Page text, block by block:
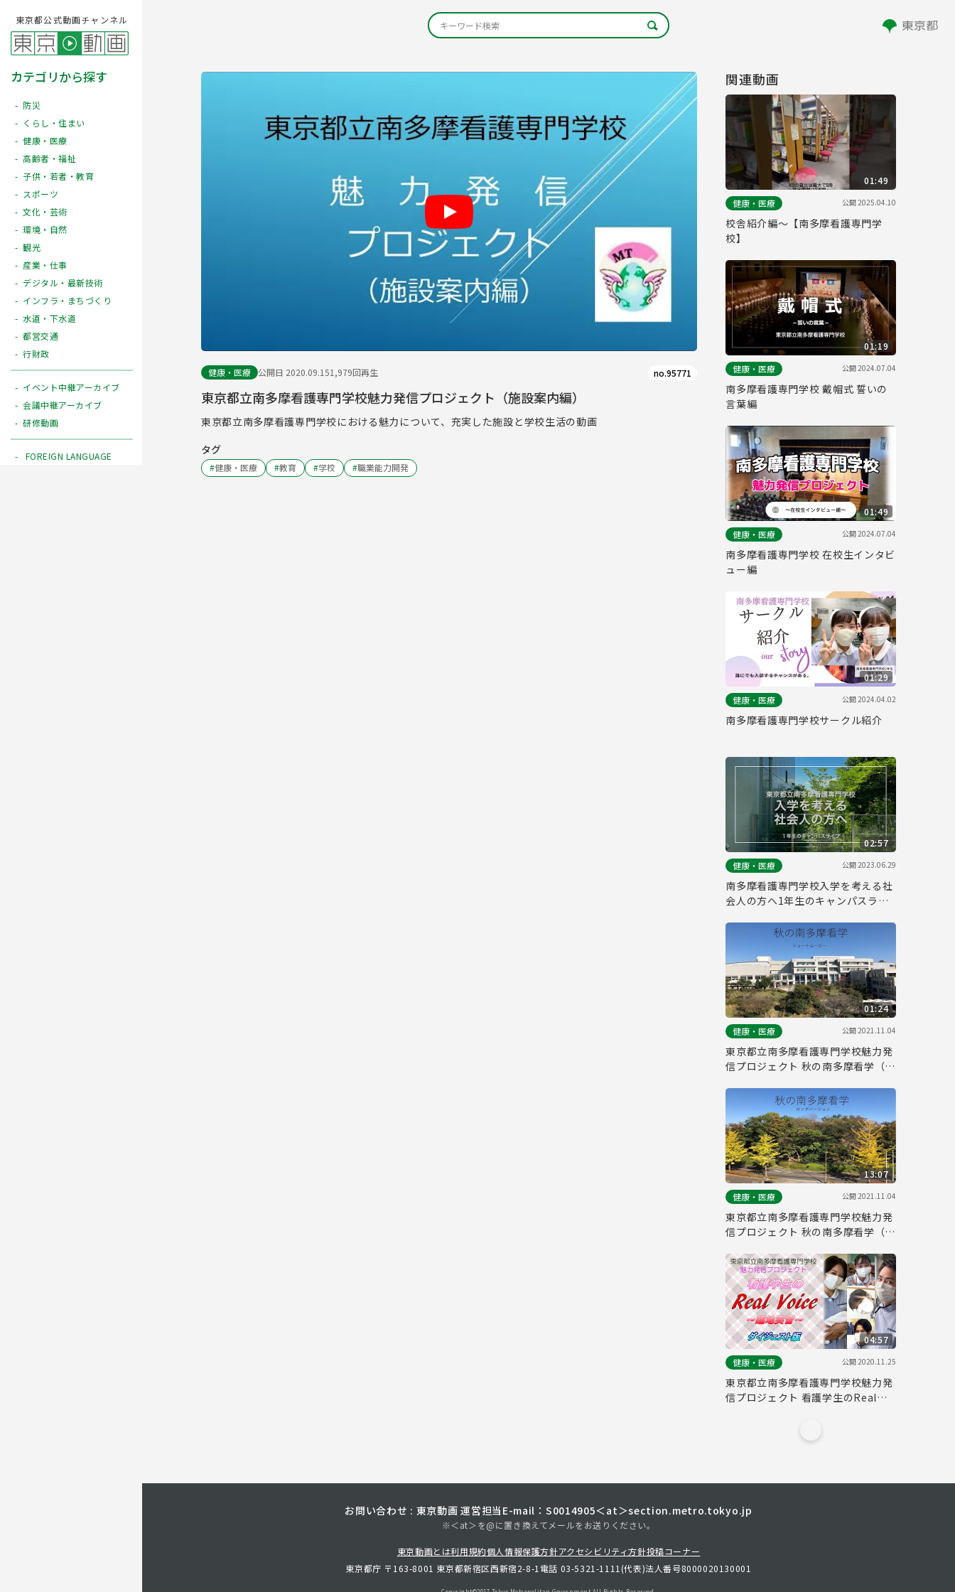
東京都公式動画チャンネル
カテゴリから探す
防災
くらし・住まい
健康・医療
高齢者・福祉
子供・若者・教育
スポーツ
文化・芸術
環境・自然
観光
産業・仕事
デジタル・最新技術
インフラ・まちづくり
水道・下水道
都営交通
行財政
イベント中継アーカイブ
会議中継アーカイブ
研修動画
FOREIGN LANGUAGE
健康・医療 公開日 2020.09.151,979回再生 no.95771
東京都立南多摩看護専門学校魅力発信プロジェクト（施設案内編）
東京都立南多摩看護専門学校における魅力について、充実した施設と学校生活の動画
タグ
#健康・医療 #教育 #学校 #職業能力開発
関連動画
01:49
健康・医療
公開2025.04.10
校舎紹介編～【南多摩看護専門学
校】
01:19
健康・医療
公開2024.07.04
南多摩看護専門学校 戴帽式 誓いの
言葉編
01:49
健康・医療
公開2024.07.04
南多摩看護専門学校 在校生インタビ
ュー編
01:29
健康・医療
公開2024.04.02
南多摩看護専門学校サークル紹介
02:57
健康・医療
公開2023.06.29
南多摩看護専門学校入学を考える社
会人の方へ1年生のキャンパスライ
01:24
健康・医療
公開2021.11.04
東京都立南多摩看護専門学校魅力発
信プロジェクト 秋の南多摩看学（シ
13:07
健康・医療
公開2021.11.04
東京都立南多摩看護専門学校魅力発
信プロジェクト 秋の南多摩看学（ロ
04:57
健康・医療
公開2020.11.25
東京都立南多摩看護専門学校魅力発
信プロジェクト 看護学生のReal
お問い合わせ : 東京動画 運営担当 E-mail：S0014905＜at＞section.metro.tokyo.jp
※＜at＞を@に置き換えてメールをお送りください。
東京動画とは利用規約個人情報保護方針アクセシビリティ方針投稿コーナー
東京都庁 〒163-8001 東京都新宿区西新宿2-8-1 電話 03-5321-1111(代表)法人番号8000020130001